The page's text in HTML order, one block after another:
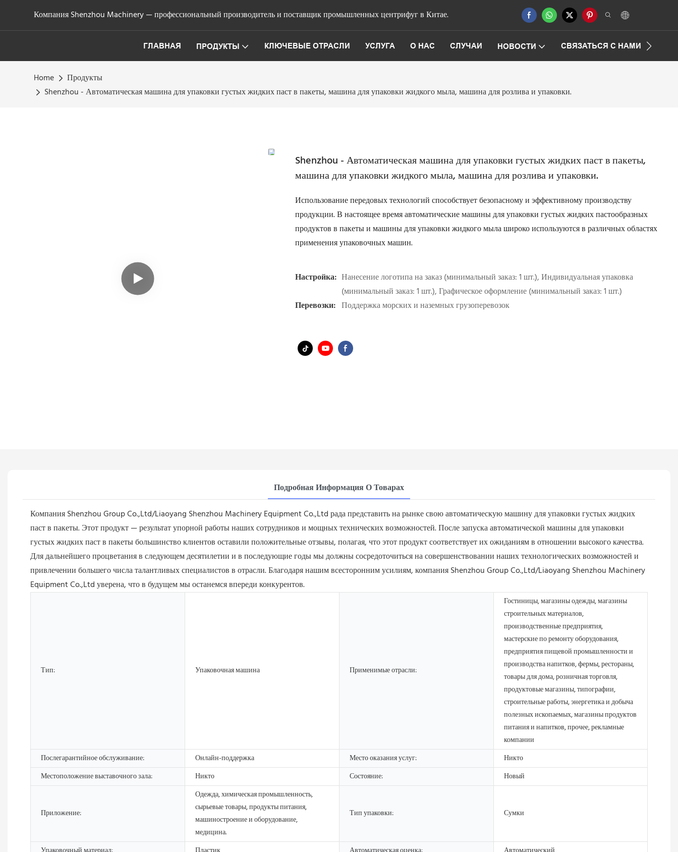
Компания Shenzhou Machinery — профессиональный производитель и поставщик промышленных центрифуг в Китае.
ГЛАВНАЯ ПРОДУКТЫ КЛЮЧЕВЫЕ ОТРАСЛИ УСЛУГА О НАС СЛУЧАИ НОВОСТИ СВЯЗАТЬСЯ С НАМИ
Home
Продукты
Shenzhou - Автоматическая машина для упаковки густых жидких паст в пакеты, машина для упаковки жидкого мыла, машина для розлива и упаковки.
Shenzhou - Автоматическая машина для упаковки густых жидких паст в пакеты,
машина для упаковки жидкого мыла, машина для розлива и упаковки.
Использование передовых технологий способствует безопасному и эффективному производству
продукции. В настоящее время автоматические машины для упаковки густых жидких пастообразных
продуктов в пакеты и машины для упаковки жидкого мыла широко используются в различных областях
применения упаковочных машин.
Настройка: Нанесение логотипа на заказ (минимальный заказ: 1 шт.), Индивидуальная упаковка
(минимальный заказ: 1 шт.), Графическое оформление (минимальный заказ: 1 шт.)
Перевозки: Поддержка морских и наземных грузоперевозок
Подробная Информация О Товарах
Компания Shenzhou Group Co.,Ltd/Liaoyang Shenzhou Machinery Equipment Co.,Ltd рада представить на рынке свою автоматическую машину для упаковки густых жидких
паст в пакеты. Этот продукт — результат упорной работы наших сотрудников и мощных технических возможностей. После запуска автоматической машины для упаковки
густых жидких паст в пакеты большинство клиентов оставили положительные отзывы, полагая, что этот продукт соответствует их ожиданиям в отношении высокого качества.
Для дальнейшего процветания в следующем десятилетии и в последующие годы мы должны сосредоточиться на совершенствовании наших технологических возможностей и
привлечении большего числа талантливых специалистов в отрасли. Благодаря нашим всесторонним усилиям, компания Shenzhou Group Co.,Ltd/Liaoyang Shenzhou Machinery
Equipment Co.,Ltd уверена, что в будущем мы останемся впереди конкурентов.
Тип: Упаковочная машина Применимые отрасли:
Гостиницы, магазины одежды, магазины
строительных материалов,
производственные предприятия,
мастерские по ремонту оборудования,
предприятия пищевой промышленности и
производства напитков, фермы, рестораны,
товары для дома, розничная торговля,
продуктовые магазины, типографии,
строительные работы, энергетика и добыча
полезных ископаемых, магазины продуктов
питания и напитков, прочее, рекламные
компании
Послегарантийное обслуживание:
Онлайн-поддержка Место оказания услуг:
Никто
Местоположение выставочного зала:
Никто Состояние: Новый
Приложение:
Одежда, химическая промышленность,
сырьевые товары, продукты питания,
машиностроение и оборудование,
медицина.
Тип упаковки: Сумки